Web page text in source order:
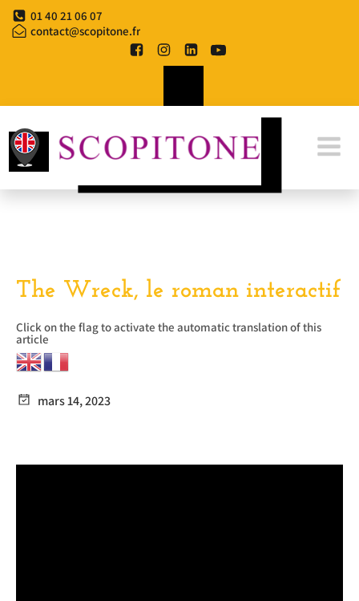
contenu
01 40 21 06 07
contact@scopitone.fr
The Wreck, le roman interactif
Click on the flag to activate the automatic translation of this
article
mars 14, 2023